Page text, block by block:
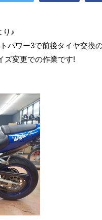
り♪
パワー3で前後タイヤ交換
ズ変更での作業です!